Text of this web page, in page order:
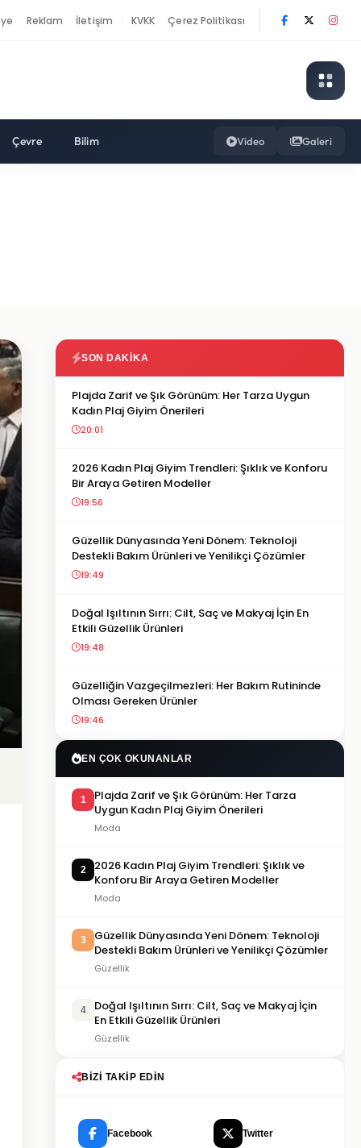
Reklam İletişim KVKK Çerez Politikası
Çevre Bilim Video Galeri
SON DAKIKA
Plajda Zarif ve Şık Görünüm: Her Tarza Uygun
Kadın Plaj Giyim Önerileri
20:01
2026 Kadın Plaj Giyim Trendleri: Şıklık ve Konforu
Bir Araya Getiren Modeller
19:56
Güzellik Dünyasında Yeni Dönem: Teknoloji
Destekli Bakım Ürünleri ve Yenilikçi Çözümler
19:49
Doğal Işıltının Sırrı: Cilt, Saç ve Makyaj İçin En
Etkili Güzellik Ürünleri
19:48
Güzelliğin Vazgeçilmezleri: Her Bakım Rutininde
Olması Gereken Ürünler
19:46
EN ÇOK OKUNANLAR
1
Plajda Zarif ve Şık Görünüm: Her Tarza
Uygun Kadın Plaj Giyim Önerileri
Moda
2
2026 Kadın Plaj Giyim Trendleri: Şıklık ve
Konforu Bir Araya Getiren Modeller
Moda
3
Güzellik Dünyasında Yeni Dönem: Teknoloji
Destekli Bakım Ürünleri ve Yenilikçi Çözümler
Güzellik
4
Doğal Işıltının Sırrı: Cilt, Saç ve Makyaj İçin
En Etkili Güzellik Ürünleri
Güzellik
BIZI TAKIP EDIN
Facebook Twitter